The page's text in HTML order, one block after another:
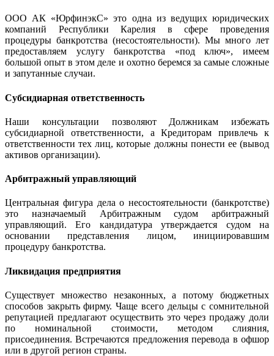
ООО АК «ЮрфинэкС» это одна из ведущих юридических
компаний Республики Карелия в сфере проведения
процедуры банкротства (несостоятельности). Мы много лет
предоставляем услугу банкротства «под ключ», имеем
большой опыт в этом деле и охотно беремся за самые сложные
и запутанные случаи.
Субсидиарная ответственность
Наши консультации позволяют Должникам избежать
субсидиарной ответственности, а Кредиторам привлечь к
ответственности тех лиц, которые должны понести ее (вывод
активов организации).
Арбитражный управляющий
Центральная фигура дела о несостоятельности (банкротстве)
это назначаемый Арбитражным судом арбитражный
управляющий. Его кандидатура утверждается судом на
основании представления лицом, инициировавшим
процедуру банкротства.
Ликвидация предприятия
Существует множество незаконных, а потому бюджетных
способов закрыть фирму. Чаще всего дельцы с сомнительной
репутацией предлагают осуществить это через продажу доли
по номинальной стоимости, методом слияния,
присоединения. Встречаются предложения перевода в офшор
или в другой регион страны.